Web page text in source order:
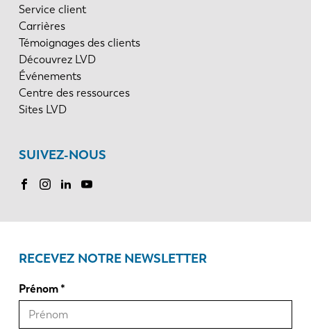
Service client
Carrières
Témoignages des clients
Découvrez LVD
Événements
Centre des ressources
Sites LVD
SUIVEZ-NOUS
RECEVEZ NOTRE NEWSLETTER
Prénom